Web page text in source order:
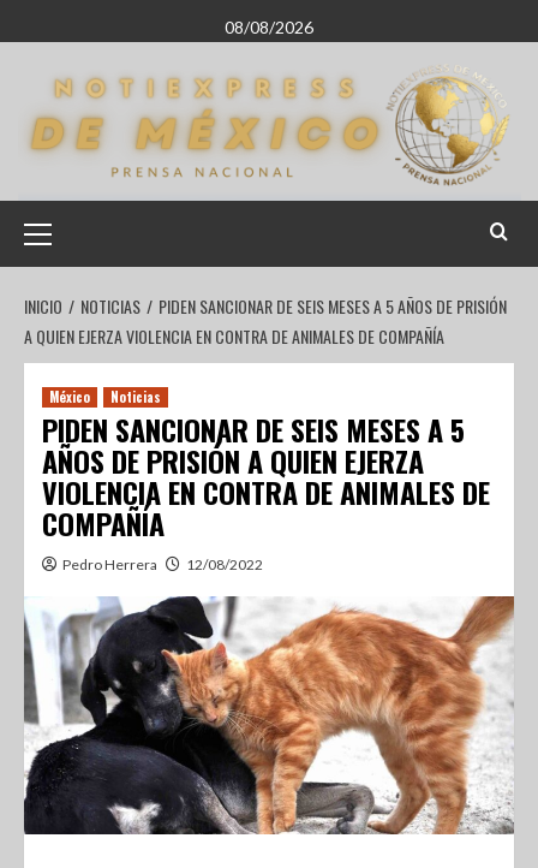
08/08/2026
INICIO NOTICIAS
PIDEN SANCIONAR DE SEIS MESES A 5 AÑOS DE PRISIÓN
A QUIEN EJERZA VIOLENCIA EN CONTRA DE ANIMALES DE COMPAÑÍA
México Noticias
PIDEN SANCIONAR DE SEIS MESES A 5
AÑOS DE PRISIÓN A QUIEN EJERZA
VIOLENCIA EN CONTRA DE ANIMALES DE
COMPAÑÍA
Pedro Herrera 12/08/2022